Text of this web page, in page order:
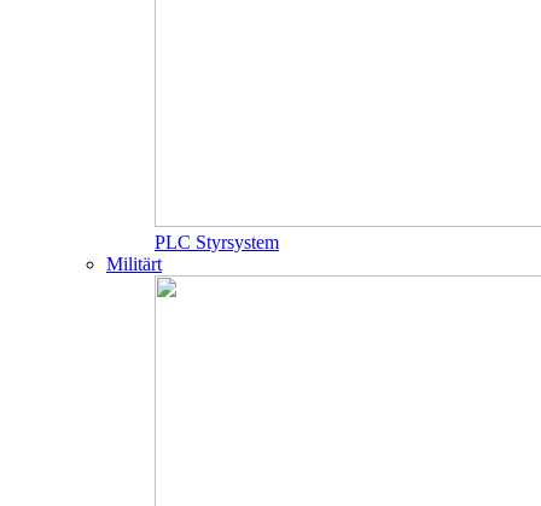
PLC Styrsystem
Militärt